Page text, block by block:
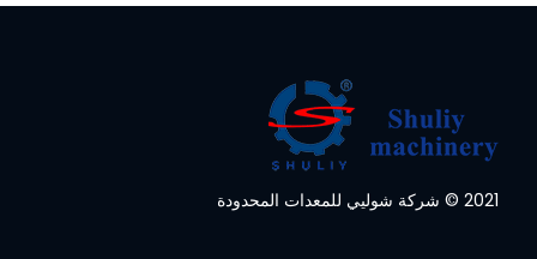
2021 © شركة شوليي للمعدات المحدودة